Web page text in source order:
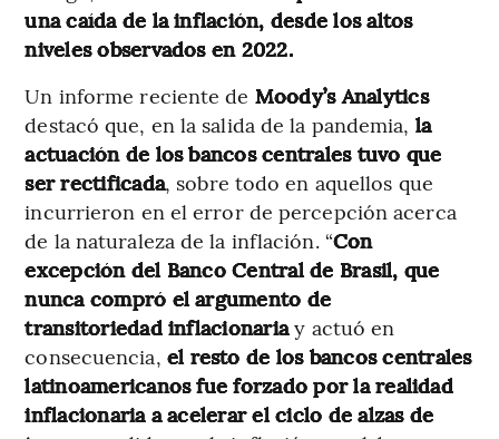
una caída de la inflación, desde los altos
niveles observados en 2022.
Un informe reciente de Moody’s Analytics
destacó que, en la salida de la pandemia, la
actuación de los bancos centrales tuvo que
ser rectificada, sobre todo en aquellos que
incurrieron en el error de percepción acerca
de la naturaleza de la inflación. “Con
excepción del Banco Central de Brasil, que
nunca compró el argumento de
transitoriedad inflacionariay actuó en
consecuencia, el resto de los bancos centrales
latinoamericanos fue forzado por la realidad
inflacionaria a acelerar el ciclo de alzas de